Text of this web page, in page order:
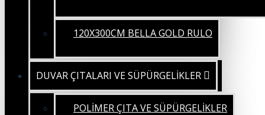
120X300CM BELLA GOLD RULO
DUVAR ÇITALARI VE SÜPÜRGELİKLER
POLİMER ÇITA VE SÜPÜRGELİKLER